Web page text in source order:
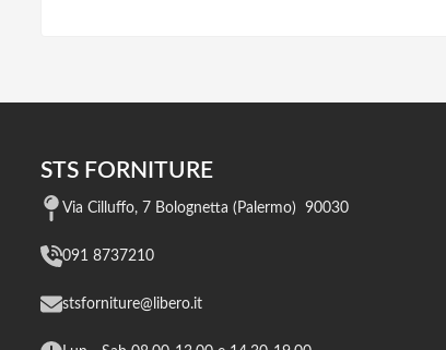
STS FORNITURE
Via Cilluffo, 7 Bolognetta (Palermo) 90030
091 8737210
stsforniture@libero.it